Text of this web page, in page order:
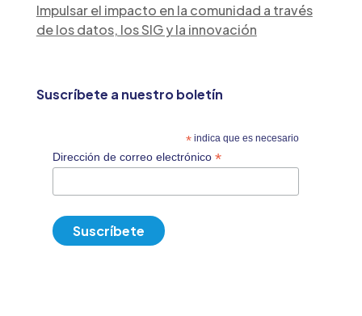
Impulsar el impacto en la comunidad a través
de los datos, los SIG y la innovación
Suscríbete a nuestro boletín
* indica que es necesario
Dirección de correo electrónico *